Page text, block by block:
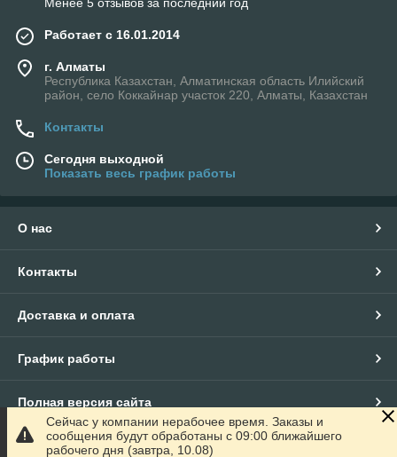
Менее 5 отзывов за последний год
Работает с 16.01.2014
г. Алматы
Республика Казахстан, Алматинская область Илийский
район, село Коккайнар участок 220, Алматы, Казахстан
Контакты
Сегодня выходной
Показать весь график работы
О нас
Контакты
Доставка и оплата
График работы
Полная версия сайта
Сайт создан на маркетплейсеSatu.kz
Сейчас у компании нерабочее время. Заказы и
сообщения будут обработаны с 09:00 ближайшего
рабочего дня (завтра, 10.08)